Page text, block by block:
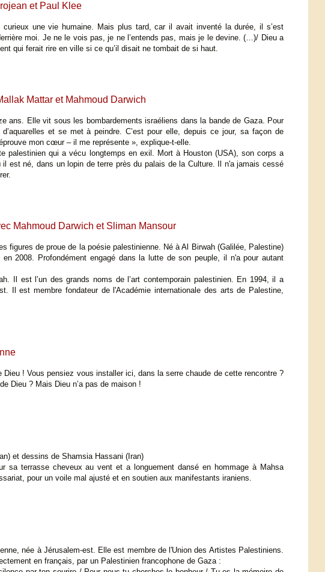
et Paul Klee
curieux une vie humaine. Mais plus tard, car il avait inventé la durée, il s’est
moi. Je ne le vois pas, je ne l’entends pas, mais je le devine. (…)/ Dieu a
qui ferait rire en ville si ce qu’il disait ne tombait de si haut.
Mattar et Mahmoud Darwich
ans. Elle vit sous les bombardements israéliens dans la bande de Gaza. Pour
et se met à peindre. C’est pour elle, depuis ce jour, sa façon de
mon cœur – il me représente », explique-t-elle.
palestinien qui a vécu longtemps en exil. Mort à Houston (USA), son corps a
est né, dans un lopin de terre près du palais de la Culture. Il n'a jamais cessé
Mahmoud Darwich et Sliman Mansour
figures de proue de la poésie palestinienne. Né à Al Birwah (Galilée, Palestine)
2008. Profondément engagé dans la lutte de son peuple, il n'a pour autant
Il est l’un des grands noms de l’art contemporain palestinien. En 1994, il a
Il est membre fondateur de l'Académie internationale des arts de Palestine,
Dieu ! Vous pensiez vous installer ici, dans la serre chaude de cette rencontre ?
Dieu ? Mais Dieu n’a pas de maison !
et dessins de Shamsia Hassani (Iran)
sa terrasse cheveux au vent et a longuement dansé en hommage à Mahsa
pour un voile mal ajusté et en soutien aux manifestants iraniens.
née à Jérusalem-est. Elle est membre de l'Union des Artistes Palestiniens.
en français, par un Palestinien francophone de Gaza :